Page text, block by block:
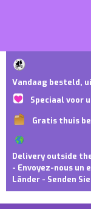
Vandaag besteld,
Speciaal voor
Gratis thuis
Delivery outside
- Envoyez-nous
Länder - Senden